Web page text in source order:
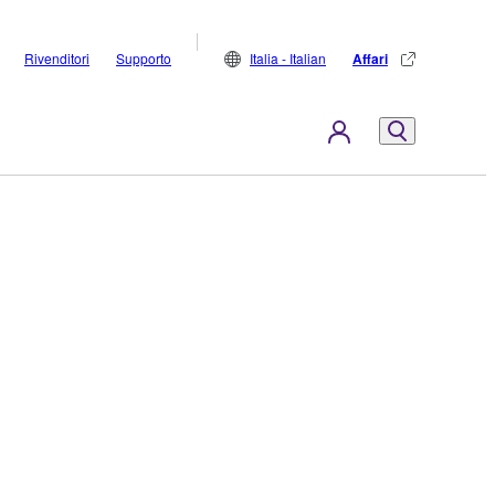
Rivenditori Supporto Italia - Italian Affari